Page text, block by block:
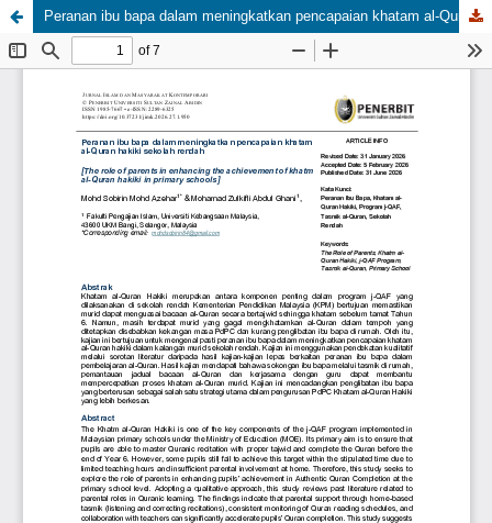
Peranan ibu bapa dalam meningkatkan pencapaian khatam al-Quran hakiki di sekolah rendah